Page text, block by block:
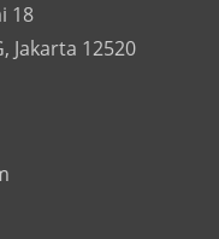
18
Jakarta 12520